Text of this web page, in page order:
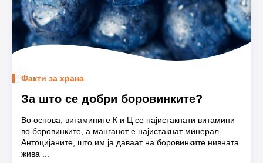
Факти за храна
За што се добри боровинките?
Во основа, витамините К и Ц се најистакнати витамини
во боровинките, а манганот е најистакнат минерал.
Антоцијаните, што им ја даваат на боровинките нивната
жива ...